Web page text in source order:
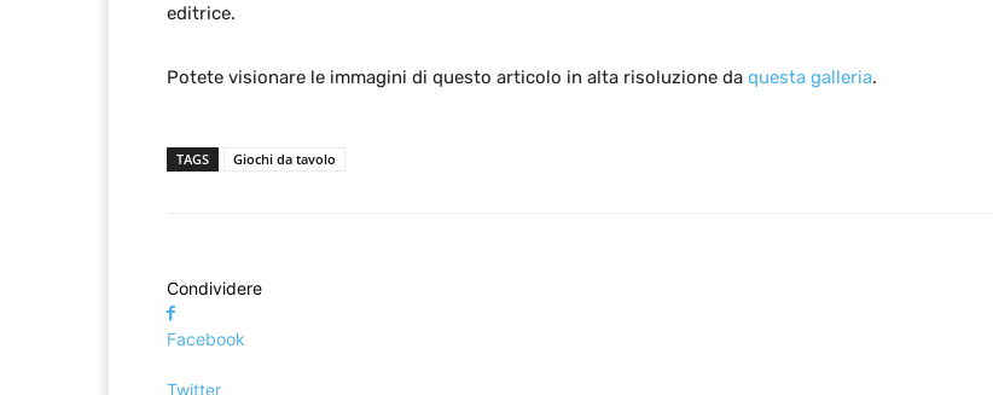
editrice.
Potete visionare le immagini di questo articolo in alta risoluzione da questa galleria.
TAGS Giochi da tavolo
Condividere
Facebook
Twitter